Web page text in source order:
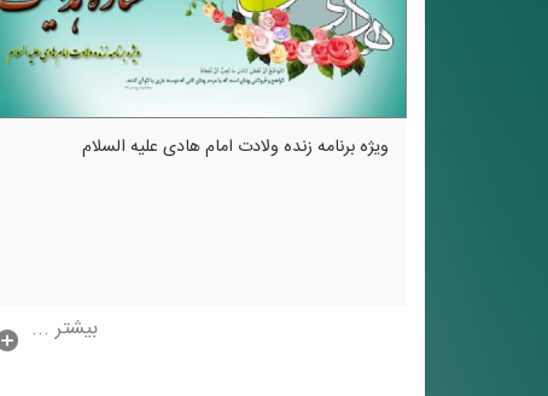
ویژه برنامه زنده ولادت امام هادی علیه السلام
بیشتر ...